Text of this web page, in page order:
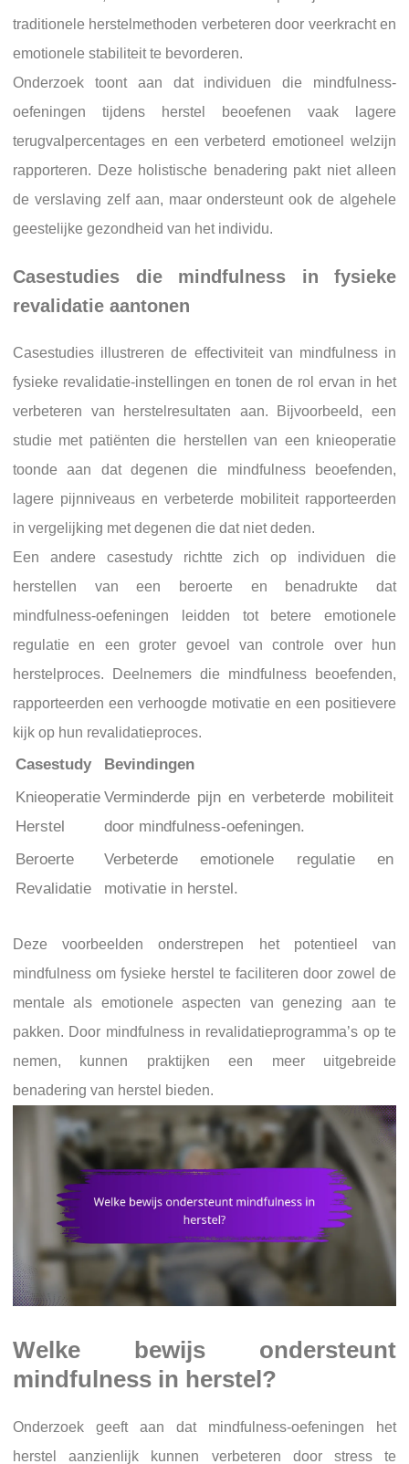
traditionele herstelmethoden verbeteren door veerkracht en
emotionele stabiliteit te bevorderen.
Onderzoek toont aan dat individuen die mindfulness-
oefeningen tijdens herstel beoefenen vaak lagere
terugvalpercentages en een verbeterd emotioneel welzijn
rapporteren. Deze holistische benadering pakt niet alleen
de verslaving zelf aan, maar ondersteunt ook de algehele
geestelijke gezondheid van het individu.
Casestudies die mindfulness in fysieke
revalidatie aantonen
Casestudies illustreren de effectiviteit van mindfulness in
fysieke revalidatie-instellingen en tonen de rol ervan in het
verbeteren van herstelresultaten aan. Bijvoorbeeld, een
studie met patiënten die herstellen van een knieoperatie
toonde aan dat degenen die mindfulness beoefenden,
lagere pijnniveaus en verbeterde mobiliteit rapporteerden
in vergelijking met degenen die dat niet deden.
Een andere casestudy richtte zich op individuen die
herstellen van een beroerte en benadrukte dat
mindfulness-oefeningen leidden tot betere emotionele
regulatie en een groter gevoel van controle over hun
herstelproces. Deelnemers die mindfulness beoefenden,
rapporteerden een verhoogde motivatie en een positievere
kijk op hun revalidatieproces.
Casestudy
Bevindingen
Knieoperatie
Herstel
Verminderde pijn en verbeterde mobiliteit
door mindfulness-oefeningen.
Beroerte
Revalidatie
Verbeterde emotionele regulatie en
motivatie in herstel.
Deze voorbeelden onderstrepen het potentieel van
mindfulness om fysieke herstel te faciliteren door zowel de
mentale als emotionele aspecten van genezing aan te
pakken. Door mindfulness in revalidatieprogramma’s op te
nemen, kunnen praktijken een meer uitgebreide
benadering van herstel bieden.
Welke bewijs ondersteunt
mindfulness in herstel?
Onderzoek geeft aan dat mindfulness-oefeningen het
herstel aanzienlijk kunnen verbeteren door stress te